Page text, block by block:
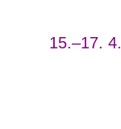
15.–17.